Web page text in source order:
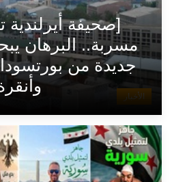
الأخبار
[صحيفة
مسربة.. البرهان
جديدة من